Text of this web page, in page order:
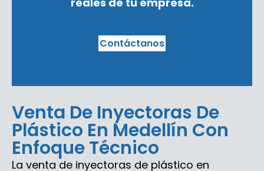
Contáctanos
Venta De Inyectoras De
Plástico En Medellín Con
Enfoque Técnico
La venta de inyectoras de plástico en